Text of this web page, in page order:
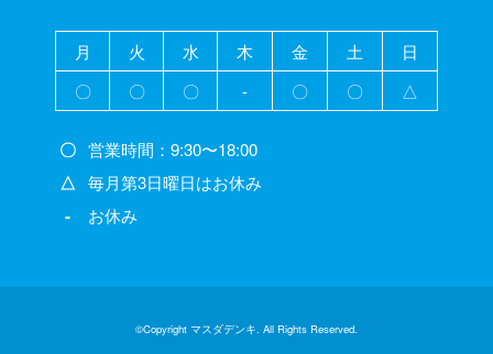
月 火 水 木 金 土
日
〇
〇 〇 - 〇 〇 △
〇 営業時間：9:30〜18:00
△ 毎月第3日曜日はお休み
- お休み
©Copyright マスダデンキ. All Rights Reserved.